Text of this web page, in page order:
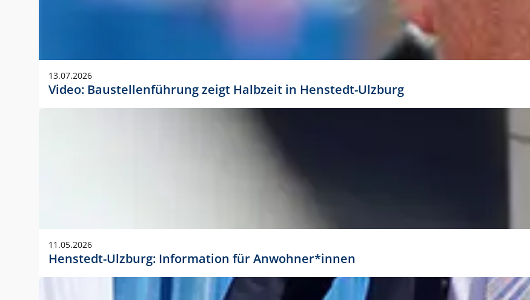
13.07.2026
Video: Baustellenführung zeigt Halbzeit in Henstedt-Ulzburg
11.05.2026
Henstedt-Ulzburg: Information für Anwohner*innen